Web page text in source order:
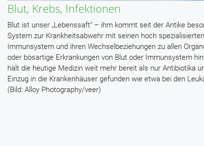
Blut, Krebs, Infektionen
Blut ist unser „Lebenssaft“ – ihm kommt seit der Antike
System zur Krankheitsabwehr mit seinen hoch
Immunsystem und ihren Wechselbeziehungen zu allen
oder bösartige Erkrankungen von Blut oder Immunsystem
hält die heutige Medizin weit mehr bereit als nur Antibiotika
Einzug in die Krankenhäuser gefunden wie etwa bei den
(Bild: Alloy Photography/veer)